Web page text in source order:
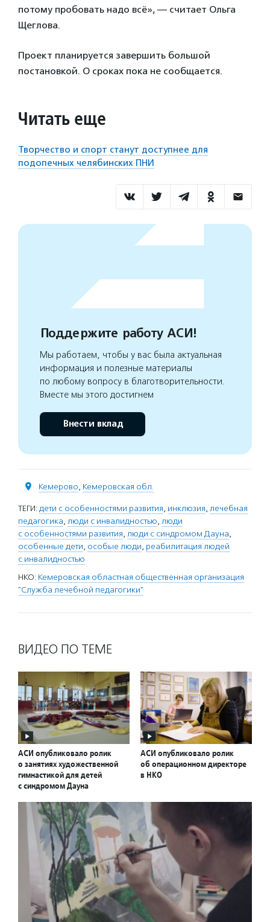
потому пробовать надо всё», — считает Ольга
Щеглова.
Проект планируется завершить большой
постановкой. О сроках пока не сообщается.
Читать еще
Творчество и спорт станут доступнее для
подопечных челябинских ПНИ
Поддержите работу АСИ!
Мы работаем, чтобы у вас была актуальная
информация и полезные материалы
по любому вопросу в благотворительности.
Вместе мы этого достигнем
Внести вклад
Кемерово, Кемеровская обл.
ТЕГИ: дети с особенностями развития, инклюзия, лечебная
педагогика, люди с инвалидностью, люди
с особенностями развития, люди с синдромом Дауна,
особенные дети, особые люди, реабилитация людей
с инвалидностью
НКО: Кемеровская областная общественная организация
"Служба лечебной педагогики"
ВИДЕО ПО ТЕМЕ
АСИ опубликовало ролик
о занятиях художественной
гимнастикой для детей
с синдромом Дауна
АСИ опубликовало ролик
об операционном директоре
в НКО